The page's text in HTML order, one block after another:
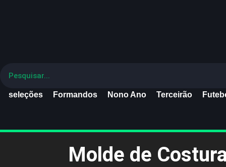
seleções Formandos Nono Ano Terceirão
Molde de